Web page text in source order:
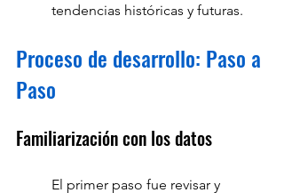
tendencias históricas y futuras.
Proceso de desarrollo: Paso a
Paso
Familiarización con los datos
El primer paso fue revisar y